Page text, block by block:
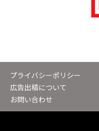
プライバシーポリシー
広告出稿について
お問い合わせ